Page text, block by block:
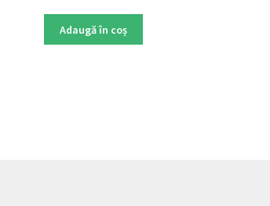
Adaugă în coș